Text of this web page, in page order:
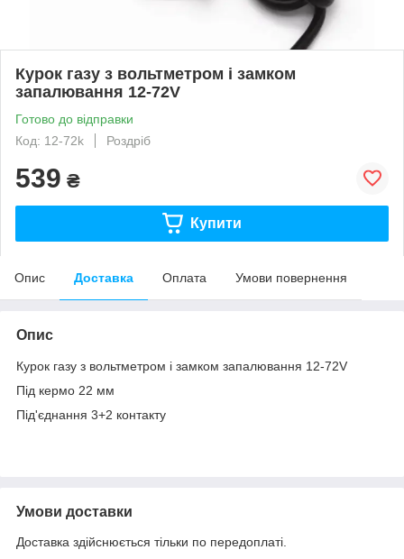
Курок газу з вольтметром і замком
запалювання 12-72V
Готово до відправки
Код: 12-72k
Роздріб
539 ₴
Купити
Опис Доставка Оплата Умови повернення
Опис
Курок газу з вольтметром і замком запалювання 12-72V
Під кермо 22 мм
Під'єднання 3+2 контакту
Умови доставки
Доставка здійснюється тільки по передоплаті.